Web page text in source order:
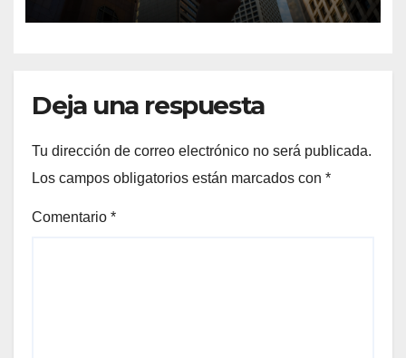
Deja una respuesta
Tu dirección de correo electrónico no será publicada.
Los campos obligatorios están marcados con *
Comentario *